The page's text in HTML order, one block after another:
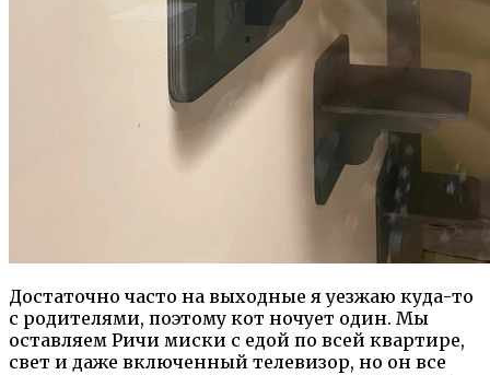
Достаточно часто на выходные я уезжаю куда-то
с родителями, поэтому кот ночует один. Мы
оставляем Ричи миски с едой по всей квартире,
свет и даже включенный телевизор, но он все